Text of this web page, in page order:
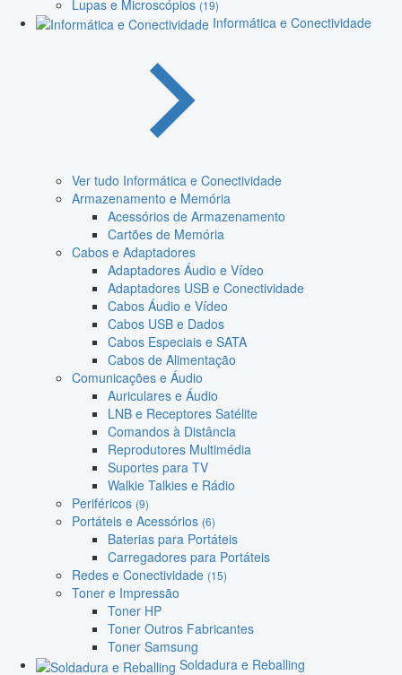
Lupas e Microscópios (19)
Informática e Conectividade
Ver tudo Informática e Conectividade
Armazenamento e Memória
Acessórios de Armazenamento
Cartões de Memória
Cabos e Adaptadores
Adaptadores Áudio e Vídeo
Adaptadores USB e Conectividade
Cabos Áudio e Vídeo
Cabos USB e Dados
Cabos Especiais e SATA
Cabos de Alimentação
Comunicações e Áudio
Auriculares e Áudio
LNB e Receptores Satélite
Comandos à Distância
Reprodutores Multimédia
Suportes para TV
Walkie Talkies e Rádio
Periféricos (9)
Portáteis e Acessórios (6)
Baterias para Portáteis
Carregadores para Portáteis
Redes e Conectividade (15)
Toner e Impressão
Toner HP
Toner Outros Fabricantes
Toner Samsung
Soldadura e Reballing